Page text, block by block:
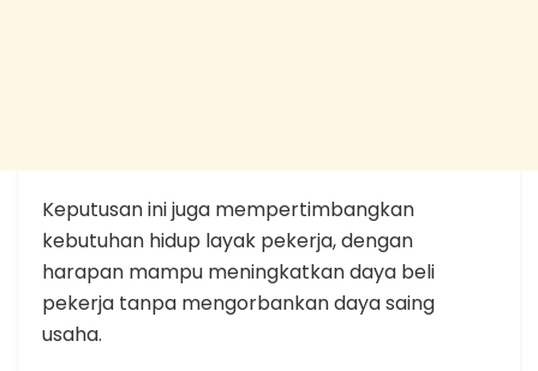
Keputusan ini juga mempertimbangkan
kebutuhan hidup layak pekerja, dengan
harapan mampu meningkatkan daya beli
pekerja tanpa mengorbankan daya saing
usaha.